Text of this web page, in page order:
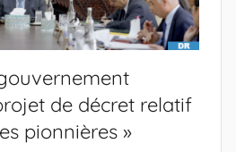
de décret relatif
pionnières »